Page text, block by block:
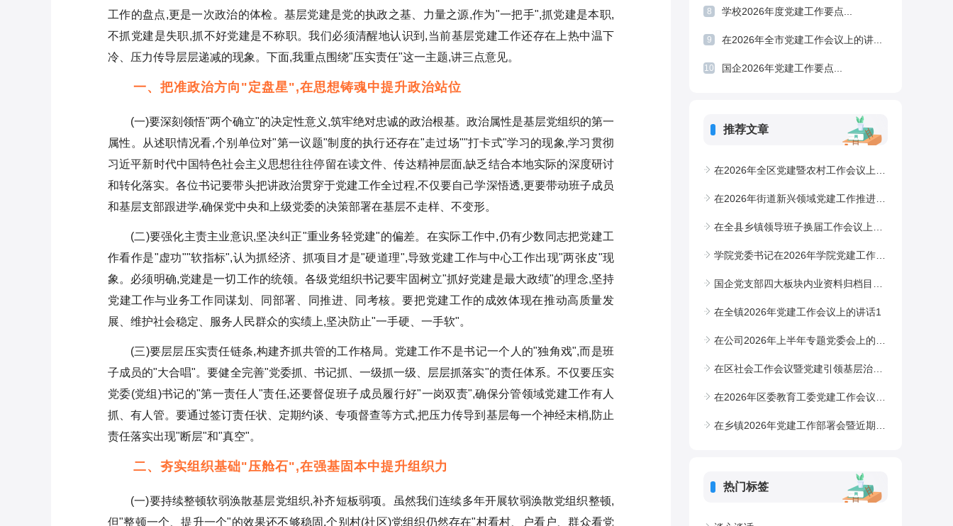
工作的盘点,更是一次政治的体检。基层党建是党的执政之基、力量之源,作为"一把手",抓党建是本职,
不抓党建是失职,抓不好党建是不称职。我们必须清醒地认识到,当前基层党建工作还存在上热中温下
冷、压力传导层层递减的现象。下面,我重点围绕"压实责任"这一主题,讲三点意见。
一、把准政治方向"定盘星",在思想铸魂中提升政治站位
(一)要深刻领悟"两个确立"的决定性意义,筑牢绝对忠诚的政治根基。政治属性是基层党组织的第一
属性。从述职情况看,个别单位对"第一议题"制度的执行还存在"走过场""打卡式"学习的现象,学习贯彻
习近平新时代中国特色社会主义思想往往停留在读文件、传达精神层面,缺乏结合本地实际的深度研讨
和转化落实。各位书记要带头把讲政治贯穿于党建工作全过程,不仅要自己学深悟透,更要带动班子成员
和基层支部跟进学,确保党中央和上级党委的决策部署在基层不走样、不变形。
(二)要强化主责主业意识,坚决纠正"重业务轻党建"的偏差。在实际工作中,仍有少数同志把党建工
作看作是"虚功""软指标",认为抓经济、抓项目才是"硬道理",导致党建工作与中心工作出现"两张皮"现
象。必须明确,党建是一切工作的统领。各级党组织书记要牢固树立"抓好党建是最大政绩"的理念,坚持
党建工作与业务工作同谋划、同部署、同推进、同考核。要把党建工作的成效体现在推动高质量发
展、维护社会稳定、服务人民群众的实绩上,坚决防止"一手硬、一手软"。
(三)要层层压实责任链条,构建齐抓共管的工作格局。党建工作不是书记一个人的"独角戏",而是班
子成员的"大合唱"。要健全完善"党委抓、书记抓、一级抓一级、层层抓落实"的责任体系。不仅要压实
党委(党组)书记的"第一责任人"责任,还要督促班子成员履行好"一岗双责",确保分管领域党建工作有人
抓、有人管。要通过签订责任状、定期约谈、专项督查等方式,把压力传导到基层每一个神经末梢,防止
责任落实出现"断层"和"真空"。
二、夯实组织基础"压舱石",在强基固本中提升组织力
(一)要持续整顿软弱涣散基层党组织,补齐短板弱项。虽然我们连续多年开展软弱涣散党组织整顿,
但"整顿一个、提升一个"的效果还不够稳固,个别村(社区)党组织仍然存在"村看村、户看户、群众看党
8 学校2026年度党建工作要点...
9 在2026年全市党建工作会议上的讲...
10 国企2026年党建工作要点...
推荐文章
在2026年全区党建暨农村工作会议上的讲话
在2026年街道新兴领域党建工作推进会上的讲话
在全县乡镇领导班子换届工作会议上的讲话1
学院党委书记在2026年学院党建工作会议上的讲话
国企党支部四大板块内业资料归档目录表
在全镇2026年党建工作会议上的讲话1
在公司2026年上半年专题党委会上的讲话（党建工作）
在区社会工作会议暨党建引领基层治理协调机制工作会议上的讲话
在2026年区委教育工委党建工作会议上的讲话
在乡镇2026年党建工作部署会暨近期重点工作部署会上的讲话
热门标签
2023年度履行全面从严治党主体
责任情况的报告
(6篇)党支部标准化规范化建设工
发展赋能增效
上的讲话